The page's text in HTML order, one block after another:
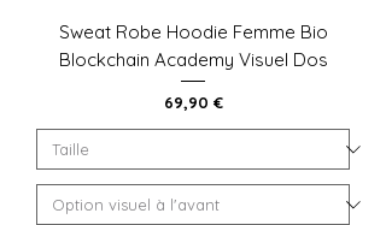
Sweat Robe Hoodie Femme Bio
Blockchain Academy Visuel Dos
Prix
69,90 €